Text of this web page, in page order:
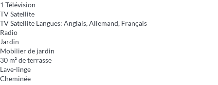
1 Télévision
TV Satellite
TV Satellite Langues: Anglais, Allemand, Français
Radio
Jardin
Mobilier de jardin
30 m² de terrasse
Lave-linge
Cheminée